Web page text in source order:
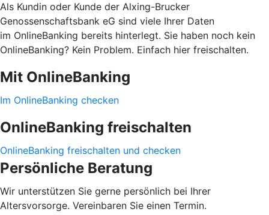
Als Kundin oder Kunde der Alxing-Brucker
Genossenschaftsbank eG sind viele Ihrer Daten
im OnlineBanking bereits hinterlegt. Sie haben noch kein
OnlineBanking? Kein Problem. Einfach hier freischalten.
Mit OnlineBanking
Im OnlineBanking checken
OnlineBanking freischalten
OnlineBanking freischalten und checken
Persönliche Beratung
Wir unterstützen Sie gerne persönlich bei Ihrer
Altersvorsorge. Vereinbaren Sie einen Termin.